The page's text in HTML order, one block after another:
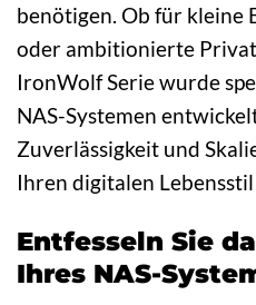
benötigen. Ob für kleine
oder ambitionierte
IronWolf Serie wurde
NAS-Systemen
Zuverlässigkeit und
Ihren digitalen Lebensstil
Entfesseln Sie
Ihres NAS-